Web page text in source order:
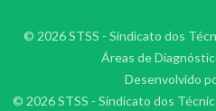
© 2026 STSS - Sindicato dos
Áreas de
Desenvolvido
© 2026 STSS - Sindicato dos